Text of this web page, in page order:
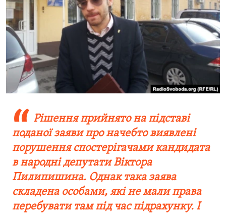
Рішення прийнято на підставі
поданої заяви про начебто виявлені
порушення спостерігачами кандидата
в народні депутати Віктора
Пилипишина. Однак така заява
складена особами, які не мали права
перебувати там під час підрахунку. І